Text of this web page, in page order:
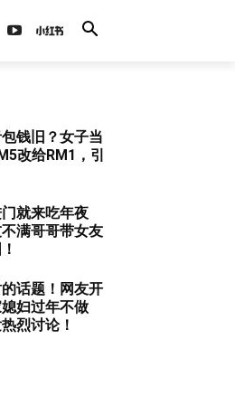
钱旧？女子当
改给RM1，引
就来吃年夜
满哥哥带女友
话题！网友开
妇过年不做
烈讨论！